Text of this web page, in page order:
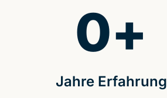
Jahre Erfahrung
0+